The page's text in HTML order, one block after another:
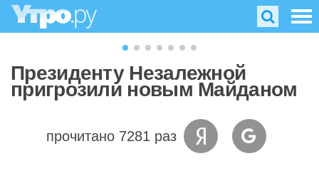
Президенту Незалежной
пригрозили новым Майданом
прочитано 7281 раз